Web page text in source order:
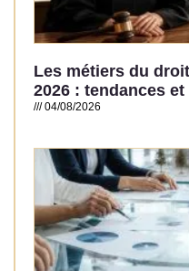
Les métiers du
2026 : tendances
04/08/2026